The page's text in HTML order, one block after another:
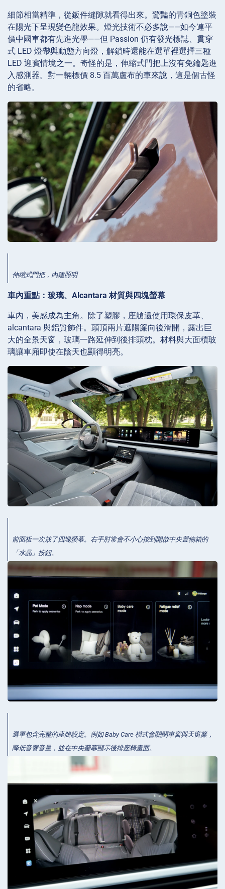
細節相當精準，從鈑件縫隙就看得出來。驚豔的青銅色塗裝
在陽光下呈現變色龍效果。燈光技術不必多說——如今連平
價中國車都有先進光學——但 Passion 仍有發光標誌、貫穿
式 LED 燈帶與動態方向燈，解鎖時還能在選單裡選擇三種
LED 迎賓情境之一。奇怪的是，伸縮式門把上沒有免鑰匙進
入感測器。對一輛標價 8.5 百萬盧布的車來說，這是個古怪
的省略。
伸縮式門把，內建照明
車內重點：玻璃、Alcantara 材質與四塊螢幕
車內，美感成為主角。除了塑膠，座艙還使用環保皮革、
alcantara 與鋁質飾件。頭頂兩片遮陽簾向後滑開，露出巨
大的全景天窗，玻璃一路延伸到後排頭枕。材料與大面積玻
璃讓車廂即使在陰天也顯得明亮。
前面板一次放了四塊螢幕。右手肘常會不小心按到開啟中央置物箱的
「水晶」按鈕。
選單包含完整的座艙設定。例如 Baby Care 模式會關閉車窗與天窗簾，
降低音響音量，並在中央螢幕顯示後排座椅畫面。